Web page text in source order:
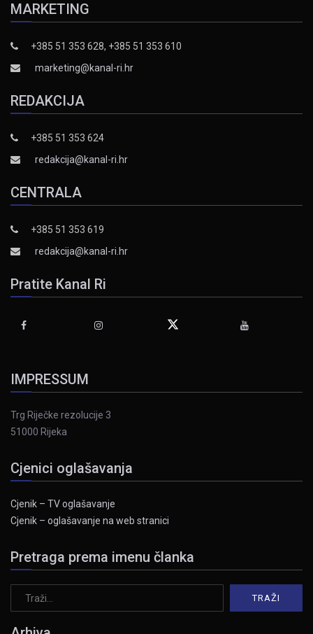
MARKETING
+385 51 353 628, +385 51 353 610
marketing@kanal-ri.hr
REDAKCIJA
+385 51 353 624
redakcija@kanal-ri.hr
CENTRALA
+385 51 353 619
redakcija@kanal-ri.hr
Pratite Kanal Ri
IMPRESSUM
Trg Riječke rezolucije 3
51000 Rijeka
Cjenici oglašavanja
Cjenik – TV oglašavanje
Cjenik – oglašavanje na web stranici
Pretraga prema imenu članka